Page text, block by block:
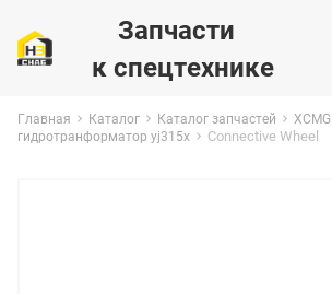
Запчасти
к спецтехнике
Главная Каталог Каталог запчастей XCMG
гидротранформатор yj315x
Connective Wheel